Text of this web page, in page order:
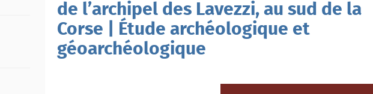
de l’archipel des Lavezzi, au sud de la
Corse | Étude archéologique et
géoarchéologique